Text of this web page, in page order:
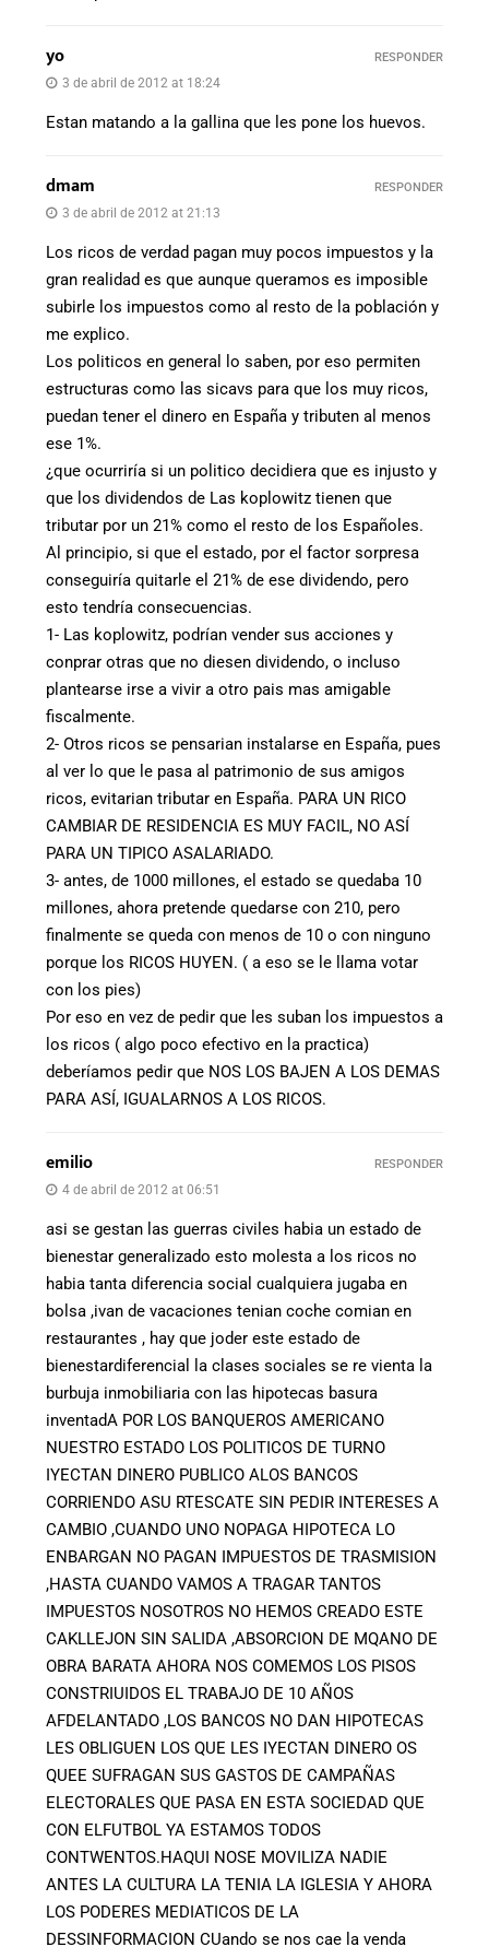
yo
3 de abril de 2012 at 18:24
Estan matando a la gallina que les pone los huevos.
RESPONDER
dmam
3 de abril de 2012 at 21:13
Los ricos de verdad pagan muy pocos impuestos y la
gran realidad es que aunque queramos es imposible
subirle los impuestos como al resto de la población y
me explico.
Los politicos en general lo saben, por eso permiten
estructuras como las sicavs para que los muy ricos,
puedan tener el dinero en España y tributen al menos
ese 1%.
¿que ocurriría si un politico decidiera que es injusto y
que los dividendos de Las koplowitz tienen que
tributar por un 21% como el resto de los Españoles.
Al principio, si que el estado, por el factor sorpresa
conseguiría quitarle el 21% de ese dividendo, pero
esto tendría consecuencias.
1- Las koplowitz, podrían vender sus acciones y
conprar otras que no diesen dividendo, o incluso
plantearse irse a vivir a otro pais mas amigable
fiscalmente.
2- Otros ricos se pensarian instalarse en España, pues
al ver lo que le pasa al patrimonio de sus amigos
ricos, evitarian tributar en España. PARA UN RICO
CAMBIAR DE RESIDENCIA ES MUY FACIL, NO ASÍ
PARA UN TIPICO ASALARIADO.
3- antes, de 1000 millones, el estado se quedaba 10
millones, ahora pretende quedarse con 210, pero
finalmente se queda con menos de 10 o con ninguno
porque los RICOS HUYEN. ( a eso se le llama votar
con los pies)
Por eso en vez de pedir que les suban los impuestos a
los ricos ( algo poco efectivo en la practica)
deberíamos pedir que NOS LOS BAJEN A LOS DEMAS
PARA ASÍ, IGUALARNOS A LOS RICOS.
RESPONDER
emilio
4 de abril de 2012 at 06:51
asi se gestan las guerras civiles habia un estado de
bienestar generalizado esto molesta a los ricos no
habia tanta diferencia social cualquiera jugaba en
bolsa ,ivan de vacaciones tenian coche comian en
restaurantes , hay que joder este estado de
bienestardiferencial la clases sociales se re vienta la
burbuja inmobiliaria con las hipotecas basura
inventadA POR LOS BANQUEROS AMERICANO
NUESTRO ESTADO LOS POLITICOS DE TURNO
IYECTAN DINERO PUBLICO ALOS BANCOS
CORRIENDO ASU RTESCATE SIN PEDIR INTERESES A
CAMBIO ,CUANDO UNO NOPAGA HIPOTECA LO
ENBARGAN NO PAGAN IMPUESTOS DE TRASMISION
,HASTA CUANDO VAMOS A TRAGAR TANTOS
IMPUESTOS NOSOTROS NO HEMOS CREADO ESTE
CAKLLEJON SIN SALIDA ,ABSORCION DE MQANO DE
OBRA BARATA AHORA NOS COMEMOS LOS PISOS
CONSTRIUIDOS EL TRABAJO DE 10 AÑOS
AFDELANTADO ,LOS BANCOS NO DAN HIPOTECAS
LES OBLIGUEN LOS QUE LES IYECTAN DINERO OS
QUEE SUFRAGAN SUS GASTOS DE CAMPAÑAS
ELECTORALES QUE PASA EN ESTA SOCIEDAD QUE
CON ELFUTBOL YA ESTAMOS TODOS
CONTWENTOS.HAQUI NOSE MOVILIZA NADIE
ANTES LA CULTURA LA TENIA LA IGLESIA Y AHORA
LOS PODERES MEDIATICOS DE LA
DESSINFORMACION CUando se nos cae la venda
RESPONDER